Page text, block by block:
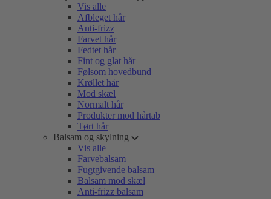
Vis alle
Afbleget hår
Anti-frizz
Farvet hår
Fedtet hår
Fint og glat hår
Følsom hovedbund
Krøllet hår
Mod skæl
Normalt hår
Produkter mod hårtab
Tørt hår
Balsam og skylning
Vis alle
Farvebalsam
Fugtgivende balsam
Balsam mod skæl
Anti-frizz balsam